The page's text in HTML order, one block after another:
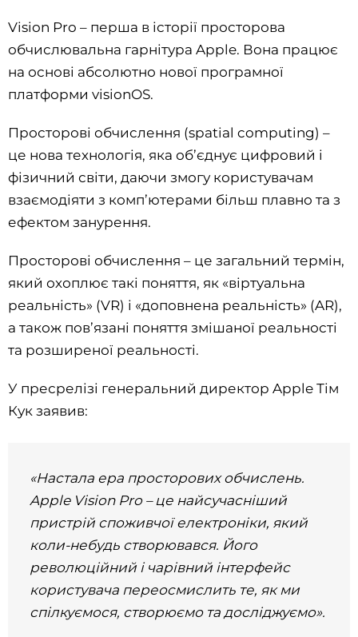
Vision Pro – перша в історії просторова
обчислювальна гарнітура Apple. Вона працює
на основі абсолютно нової програмної
платформи visionOS.
Просторові обчислення (spatial computing) –
це нова технологія, яка об’єднує цифровий і
фізичний світи, даючи змогу користувачам
взаємодіяти з комп’ютерами більш плавно та з
ефектом занурення.
Просторові обчислення – це загальний термін,
який охоплює такі поняття, як «віртуальна
реальність» (VR) і «доповнена реальність» (AR),
а також пов’язані поняття змішаної реальності
та розширеної реальності.
У пресрелізі генеральний директор Apple Тім
Кук заявив:
«Настала ера просторових обчислень.
Apple Vision Pro – це найсучасніший
пристрій споживчої електроніки, який
коли-небудь створювався. Його
революційний і чарівний інтерфейс
користувача переосмислить те, як ми
спілкуємося, створюємо та досліджуємо».